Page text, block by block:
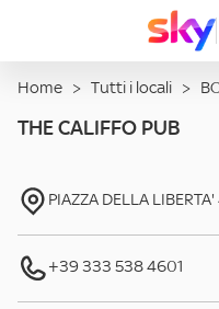
Home > Tutti i locali >
THE CALIFFO PUB
PIAZZA DELLA LIBERTA'
+39 333 538 4601